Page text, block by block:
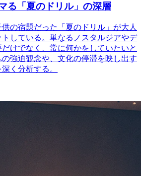
る「夏のドリル」の深層
の宿題だった「夏のドリル」が大人
している。単なるノスタルジアやデ
けでなく、常に何かをしていたいと
強迫観念や、文化の停滞を映し出す
く分析する。